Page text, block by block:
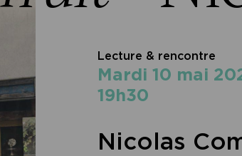
Lecture & rencontre
mardi 10 mai
19h30
Nicolas